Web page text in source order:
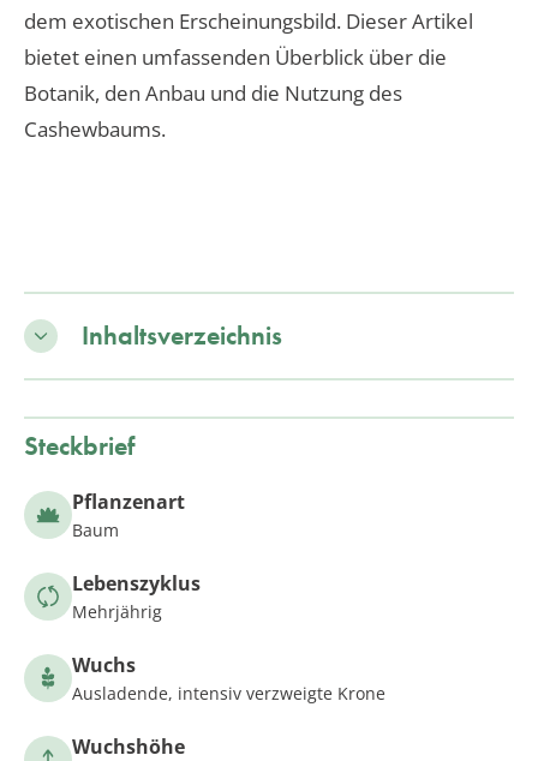
dem exotischen Erscheinungsbild. Dieser Artikel
bietet einen umfassenden Überblick über die
Botanik, den Anbau und die Nutzung des
Cashewbaums.
Inhaltsverzeichnis
Steckbrief
Pflanzenart
Baum
Lebenszyklus
Mehrjährig
Wuchs
Ausladende, intensiv verzweigte Krone
Wuchshöhe